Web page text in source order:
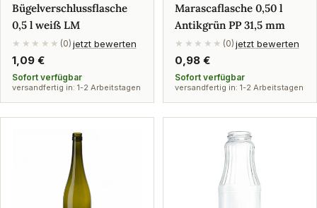
Bügelverschlussflasche
0,5 l weiß LM
★★★★★ (0) jetzt bewerten
Regulärer
Preis
1,09 €
Sofort verfügbar
versandfertig in: 1-2 Arbeitstagen
Marascaflasche 0,50 l
Antikgrün PP 31,5 mm
★★★★★ (0) jetzt bewerten
Regulärer
Preis
0,98 €
Sofort verfügbar
versandfertig in: 1-2 Arbeitstagen